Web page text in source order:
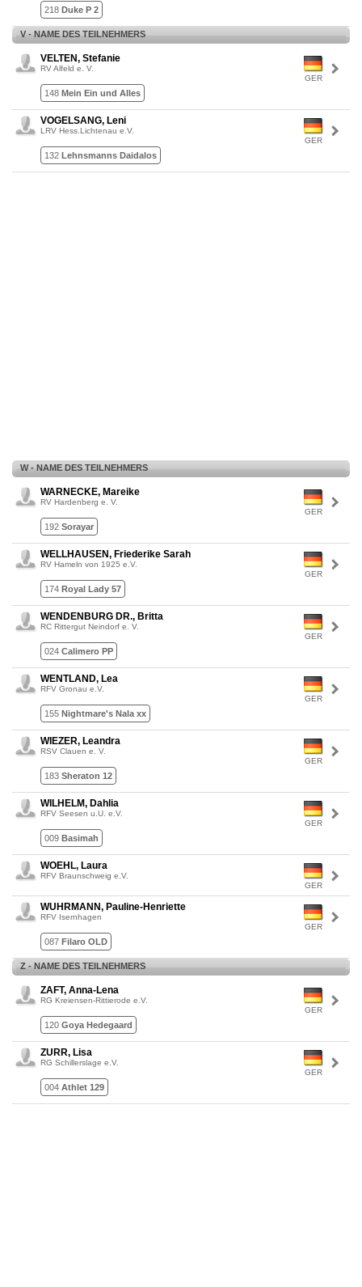
218 Duke P 2
V - NAME DES TEILNEHMERS
GER
VELTEN, Stefanie
RV Alfeld e. V.
148 Mein Ein und Alles
GER
VOGELSANG, Leni
LRV Hess.Lichtenau e.V.
132 Lehnsmanns Daidalos
W - NAME DES TEILNEHMERS
GER
WARNECKE, Mareike
RV Hardenberg e. V.
192 Sorayar
GER
WELLHAUSEN, Friederike Sarah
RV Hameln von 1925 e.V.
174 Royal Lady 57
GER
WENDENBURG DR., Britta
RC Rittergut Neindorf e. V.
024 Calimero PP
GER
WENTLAND, Lea
RFV Gronau e.V.
155 Nightmare's Nala xx
GER
WIEZER, Leandra
RSV Clauen e. V.
183 Sheraton 12
GER
WILHELM, Dahlia
RFV Seesen u.U. e.V.
009 Basimah
GER
WOEHL, Laura
RFV Braunschweig e.V.
GER
WUHRMANN, Pauline-Henriette
RFV Isernhagen
087 Filaro OLD
Z - NAME DES TEILNEHMERS
GER
ZAFT, Anna-Lena
RG Kreiensen-Rittierode e.V.
120 Goya Hedegaard
GER
ZURR, Lisa
RG Schillerslage e.V.
004 Athlet 129